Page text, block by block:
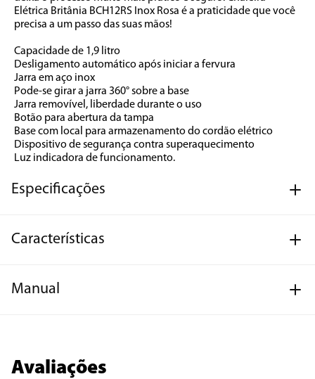
Elétrica Britânia BCH12RS Inox Rosa é a praticidade que você
precisa a um passo das suas mãos!
Capacidade de 1,9 litro
Desligamento automático após iniciar a fervura
Jarra em aço inox
Pode-se girar a jarra 360° sobre a base
Jarra removível, liberdade durante o uso
Botão para abertura da tampa
Base com local para armazenamento do cordão elétrico
Dispositivo de segurança contra superaquecimento
Luz indicadora de funcionamento.
Especificações
Características
Manual
Avaliações